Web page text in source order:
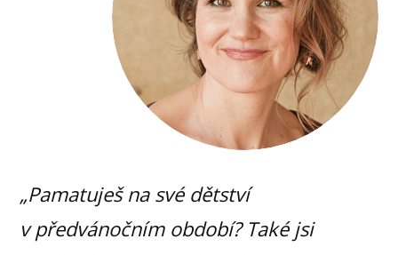
„Pamatuješ na své dětství
v předvánočním období? Také jsi